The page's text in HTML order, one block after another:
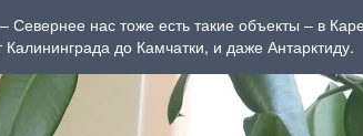
нас тоже есть такие объекты – в
до Камчатки, и даже Антарктиду.